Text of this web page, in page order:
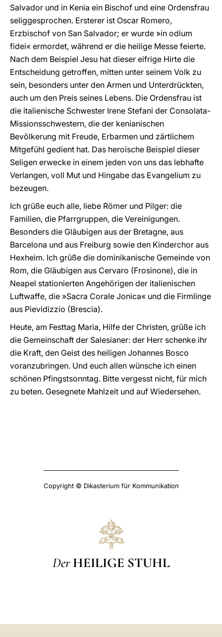
Salvador und in Kenia ein Bischof und eine Ordensfrau
seliggesprochen. Ersterer ist Oscar Romero,
Erzbischof von San Salvador; er wurde »in odium
fidei« ermordet, während er die heilige Messe feierte.
Nach dem Beispiel Jesu hat dieser eifrige Hirte die
Entscheidung getroffen, mitten unter seinem Volk zu
sein, besonders unter den Armen und Unterdrückten,
auch um den Preis seines Lebens. Die Ordensfrau ist
die italienische Schwester Irene Stefani der Consolata-
Missionsschwestern, die der kenianischen
Bevölkerung mit Freude, Erbarmen und zärtlichem
Mitgefühl gedient hat. Das heroische Beispiel dieser
Seligen erwecke in einem jeden von uns das lebhafte
Verlangen, voll Mut und Hingabe das Evangelium zu
bezeugen.
Ich grüße euch alle, liebe Römer und Pilger: die
Familien, die Pfarrgruppen, die Vereinigungen.
Besonders die Gläubigen aus der Bretagne, aus
Barcelona und aus Freiburg sowie den Kinderchor aus
Hexheim. Ich grüße die dominikanische Gemeinde von
Rom, die Gläubigen aus Cervaro (Frosinone), die in
Neapel stationierten Angehörigen der italienischen
Luftwaffe, die »Sacra Corale Jonica« und die Firmlinge
aus Pievidizzio (Brescia).
Heute, am Festtag Maria, Hilfe der Christen, grüße ich
die Gemeinschaft der Salesianer: der Herr schenke ihr
die Kraft, den Geist des heiligen Johannes Bosco
voranzubringen. Und euch allen wünsche ich einen
schönen Pfingstsonntag. Bitte vergesst nicht, für mich
zu beten. Gesegnete Mahlzeit und auf Wiedersehen.
Copyright © Dikasterium für Kommunikation
Der HEILIGE STUHL